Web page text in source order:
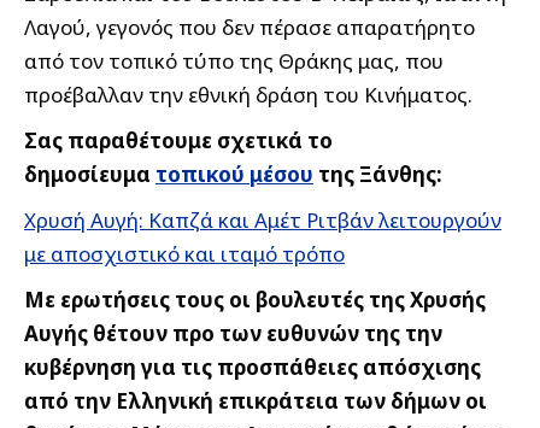
Λαγού, γεγονός που δεν πέρασε απαρατήρητο
από τον τοπικό τύπο της Θράκης μας, που
προέβαλλαν την εθνική δράση του Κινήματος.
Σας παραθέτουμε σχετικά το
δημοσίευμα τοπικού μέσου της Ξάνθης:
Χρυσή Αυγή: Καπζά και Αμέτ Ριτβάν λειτουργούν
με αποσχιστικό και ιταμό τρόπο
Με ερωτήσεις τους οι βουλευτές της Χρυσής
Αυγής θέτουν προ των ευθυνών της την
κυβέρνηση για τις προσπάθειες απόσχισης
από την Ελληνική επικράτεια των δήμων οι